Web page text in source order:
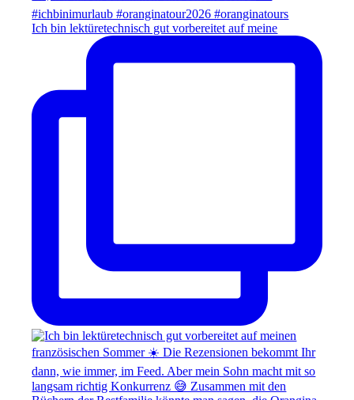
Ich bin lektüretechnisch gut vorbereitet auf meine